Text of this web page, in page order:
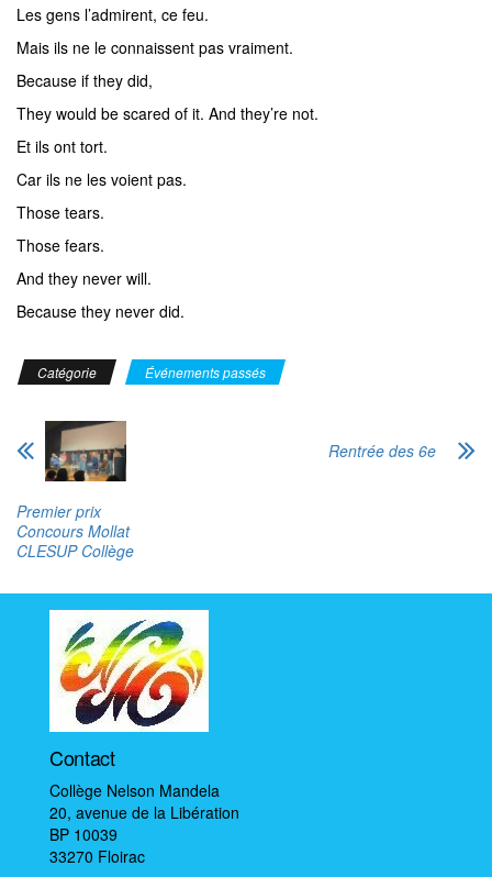
Les gens l’admirent, ce feu.
Mais ils ne le connaissent pas vraiment.
Because if they did,
They would be scared of it. And they’re not.
Et ils ont tort.
Car ils ne les voient pas.
Those tears.
Those fears.
And they never will.
Because they never did.
Catégorie Événements passés
Premier prix
Concours Mollat
CLESUP Collège
Rentrée des 6e
Contact
Collège Nelson Mandela
20, avenue de la Libération
BP 10039
33270 Floirac